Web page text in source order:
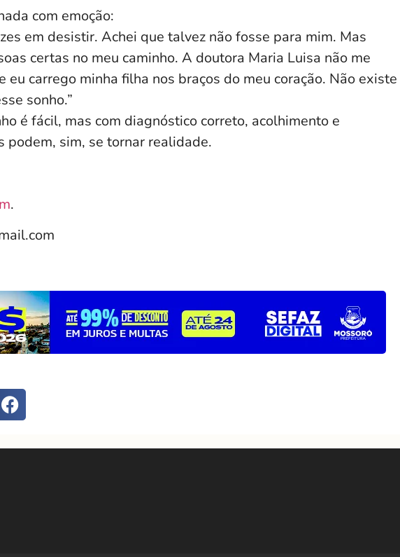
com emoção:
em desistir. Achei que talvez não fosse para mim. Mas
certas no meu caminho. A doutora Maria Luisa não me
eu carrego minha filha nos braços do meu coração. Não existe
sonho.”
é fácil, mas com diagnóstico correto, acolhimento e
podem, sim, se tornar realidade.
.